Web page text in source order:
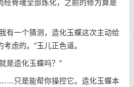
经骨魂全部炼化，之前的修为算是
一个猜测，造化玉蝶这次主动给
虑的。”玉儿正色道。
造化玉蝶吗？”
只是能帮你操控它。造化玉蝶本